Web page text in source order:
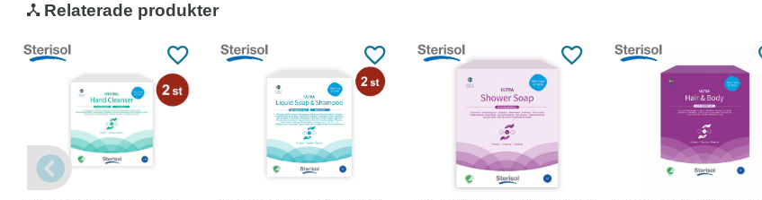
Relaterade produkter
Läs mer Läs mer Köp Läs mer Köp Läs